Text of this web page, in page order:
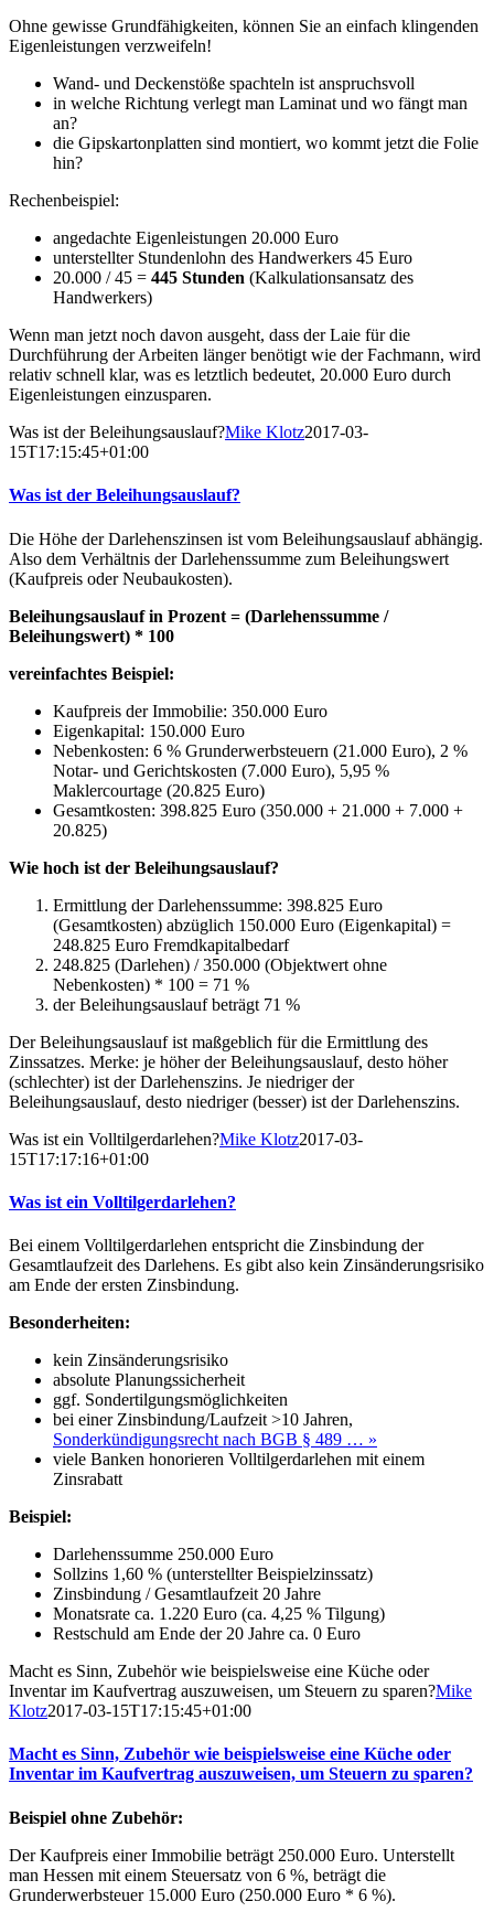
Ohne gewisse Grundfähigkeiten, können Sie an einfach klingenden
Eigenleistungen verzweifeln!
Wand- und Deckenstöße spachteln ist anspruchsvoll
in welche Richtung verlegt man Laminat und wo fängt man
an?
die Gipskartonplatten sind montiert, wo kommt jetzt die Folie
hin?
Rechenbeispiel:
angedachte Eigenleistungen 20.000 Euro
unterstellter Stundenlohn des Handwerkers 45 Euro
20.000 / 45 = 445 Stunden (Kalkulationsansatz des
Handwerkers)
Wenn man jetzt noch davon ausgeht, dass der Laie für die
Durchführung der Arbeiten länger benötigt wie der Fachmann, wird
relativ schnell klar, was es letztlich bedeutet, 20.000 Euro durch
Eigenleistungen einzusparen.
Was ist der Beleihungsauslauf?Mike Klotz2017-03-
15T17:15:45+01:00
Was ist der Beleihungsauslauf?
Die Höhe der Darlehenszinsen ist vom Beleihungsauslauf abhängig.
Also dem Verhältnis der Darlehenssumme zum Beleihungswert
(Kaufpreis oder Neubaukosten).
Beleihungsauslauf in Prozent = (Darlehenssumme /
Beleihungswert) * 100
vereinfachtes Beispiel:
Kaufpreis der Immobilie: 350.000 Euro
Eigenkapital: 150.000 Euro
Nebenkosten: 6 % Grunderwerbsteuern (21.000 Euro), 2 %
Notar- und Gerichtskosten (7.000 Euro), 5,95 %
Maklercourtage (20.825 Euro)
Gesamtkosten: 398.825 Euro (350.000 + 21.000 + 7.000 +
20.825)
Wie hoch ist der Beleihungsauslauf?
Ermittlung der Darlehenssumme: 398.825 Euro
(Gesamtkosten) abzüglich 150.000 Euro (Eigenkapital) =
248.825 Euro Fremdkapitalbedarf
248.825 (Darlehen) / 350.000 (Objektwert ohne
Nebenkosten) * 100 = 71 %
der Beleihungsauslauf beträgt 71 %
Der Beleihungsauslauf ist maßgeblich für die Ermittlung des
Zinssatzes. Merke: je höher der Beleihungsauslauf, desto höher
(schlechter) ist der Darlehenszins. Je niedriger der
Beleihungsauslauf, desto niedriger (besser) ist der Darlehenszins.
Was ist ein Volltilgerdarlehen?Mike Klotz2017-03-
15T17:17:16+01:00
Was ist ein Volltilgerdarlehen?
Bei einem Volltilgerdarlehen entspricht die Zinsbindung der
Gesamtlaufzeit des Darlehens. Es gibt also kein Zinsänderungsrisiko
am Ende der ersten Zinsbindung.
Besonderheiten:
kein Zinsänderungsrisiko
absolute Planungssicherheit
ggf. Sondertilgungsmöglichkeiten
bei einer Zinsbindung/Laufzeit >10 Jahren,
Sonderkündigungsrecht nach BGB § 489 … »
viele Banken honorieren Volltilgerdarlehen mit einem
Zinsrabatt
Beispiel:
Darlehenssumme 250.000 Euro
Sollzins 1,60 % (unterstellter Beispielzinssatz)
Zinsbindung / Gesamtlaufzeit 20 Jahre
Monatsrate ca. 1.220 Euro (ca. 4,25 % Tilgung)
Restschuld am Ende der 20 Jahre ca. 0 Euro
Macht es Sinn, Zubehör wie beispielsweise eine Küche oder
Inventar im Kaufvertrag auszuweisen, um Steuern zu sparen?Mike
Klotz2017-03-15T17:15:45+01:00
Macht es Sinn, Zubehör wie beispielsweise eine Küche oder
Inventar im Kaufvertrag auszuweisen, um Steuern zu sparen?
Beispiel ohne Zubehör:
Der Kaufpreis einer Immobilie beträgt 250.000 Euro. Unterstellt
man Hessen mit einem Steuersatz von 6 %, beträgt die
Grunderwerbsteuer 15.000 Euro (250.000 Euro * 6 %).